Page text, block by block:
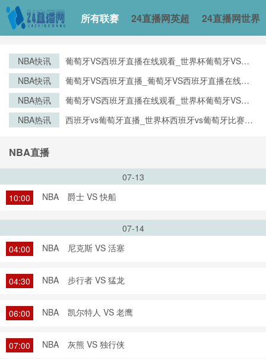
所有联赛 24直播网英超 24直播网世界
NBA快讯
葡萄牙VS西班牙直播在线观看_世界杯葡萄牙VS西
NBA快讯
葡萄牙VS西班牙直播_葡萄牙VS西班牙直播在线观
NBA热讯
葡萄牙VS西班牙直播在线观看_世界杯葡萄牙VS西
NBA热讯
西班牙vs葡萄牙直播_世界杯西班牙vs葡萄牙比赛直
NBA直播
07-13
10:00
NBA 爵士 VS 快船
07-14
04:00
NBA 尼克斯 VS 活塞
04:30 NBA 步行者 VS 猛龙
06:00 NBA 凯尔特人 VS 老鹰
07:00 NBA 灰熊 VS 独行侠